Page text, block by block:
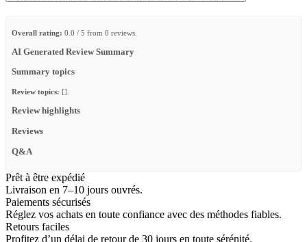
Overall rating: 0.0 / 5 from 0 reviews.
AI Generated Review Summary
Summary topics
Review topics: [].
Review highlights
Reviews
Q&A
Prêt à être expédié
Livraison en 7–10 jours ouvrés.
Paiements sécurisés
Réglez vos achats en toute confiance avec des méthodes fiables.
Retours faciles
Profitez d’un délai de retour de 30 jours en toute sérénité.